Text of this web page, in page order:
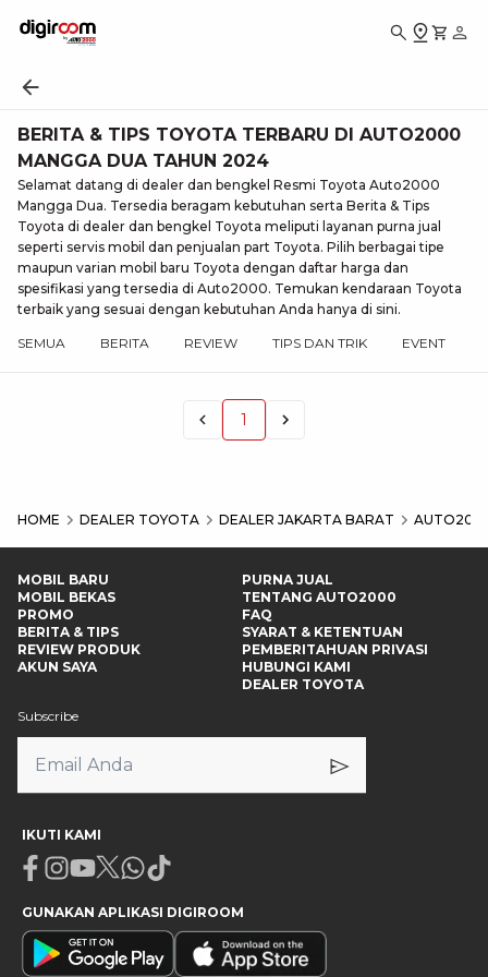
BERITA & TIPS TOYOTA TERBARU DI AUTO2000
MANGGA DUA TAHUN 2024
Selamat datang di dealer dan bengkel Resmi Toyota Auto2000
Mangga Dua. Tersedia beragam kebutuhan serta Berita & Tips
Toyota di dealer dan bengkel Toyota meliputi layanan purna jual
seperti servis mobil dan penjualan part Toyota. Pilih berbagai tipe
maupun varian mobil baru Toyota dengan daftar harga dan
spesifikasi yang tersedia di Auto2000. Temukan kendaraan Toyota
terbaik yang sesuai dengan kebutuhan Anda hanya di sini.
SEMUA BERITA REVIEW TIPS DAN TRIK EVENT
1
HOME DEALER TOYOTA DEALER JAKARTA BARAT
MOBIL BARU
MOBIL BEKAS
PROMO
BERITA & TIPS
REVIEW PRODUK
AKUN SAYA
PURNA JUAL
TENTANG AUTO2000
FAQ
SYARAT & KETENTUAN
PEMBERITAHUAN PRIVASI
HUBUNGI KAMI
DEALER TOYOTA
Subscribe
IKUTI KAMI
Facebook
Instagram
Youtube
X Whatsapp
Tiktok
GUNAKAN APLIKASI DIGIROOM